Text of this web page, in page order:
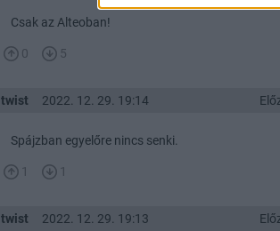
Csak az Alteoban!
0 5
twist 2022. 12. 29. 19:14
Spájzban egyelőre nincs senki.
1 1
twist 2022. 12. 29. 19:13